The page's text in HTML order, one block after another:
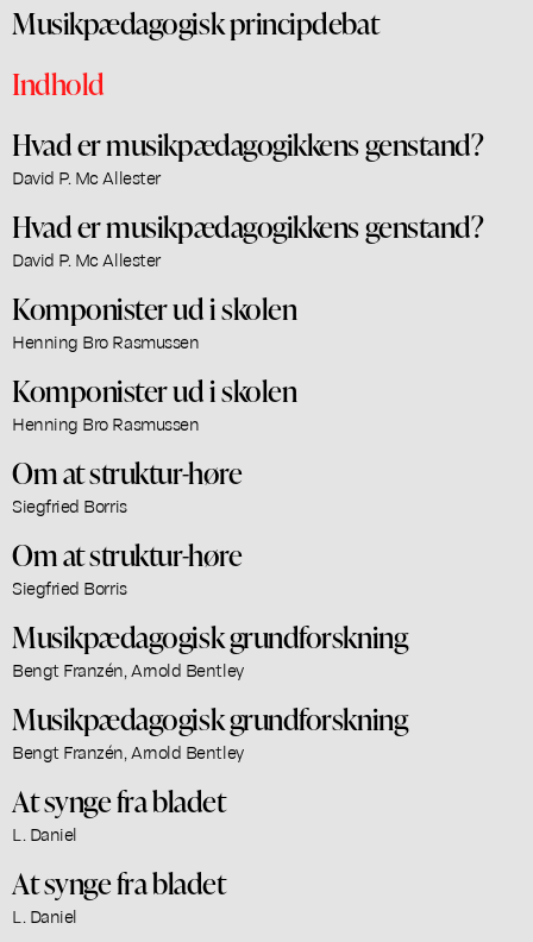
Musikpædagogisk principdebat
Indhold
Hvad er musikpædagogikkens genstand?
David P. Mc Allester
Hvad er musikpædagogikkens genstand?
David P. Mc Allester
Komponister ud i skolen
Henning Bro Rasmussen
Komponister ud i skolen
Henning Bro Rasmussen
Om at struktur-høre
Siegfried Borris
Om at struktur-høre
Siegfried Borris
Musikpædagogisk grundforskning
Bengt Franzén, Arnold Bentley
Musikpædagogisk grundforskning
Bengt Franzén, Arnold Bentley
At synge fra bladet
L. Daniel
At synge fra bladet
L. Daniel